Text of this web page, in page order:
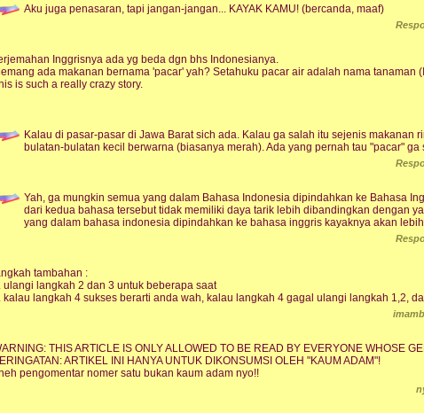
Aku juga penasaran, tapi jangan-jangan... KAYAK KAMU! (bercanda, maaf)
Inggrisnya ada yg beda dgn bhs Indonesianya.
ada makanan bernama 'pacar' yah? Setahuku pacar air adalah nama tanaman
is such a really crazy story.
Kalau di pasar-pasar di Jawa Barat sich ada. Kalau ga salah itu sejenis makanan
bulatan-bulatan kecil berwarna (biasanya merah). Ada yang pernah tau "pacar" ga
Yah, ga mungkin semua yang dalam Bahasa Indonesia dipindahkan ke Bahasa
dari kedua bahasa tersebut tidak memiliki daya tarik lebih dibandingkan dengan
yang dalam bahasa indonesia dipindahkan ke bahasa inggris kayaknya akan
tambahan :
ulangi langkah 2 dan 3 untuk beberapa saat
kalau langkah 4 sukses berarti anda wah, kalau langkah 4 gagal ulangi langkah 1,2,
THIS ARTICLE IS ONLY ALLOWED TO BE READ BY EVERYONE WHOSE
ARTIKEL INI HANYA UNTUK DIKONSUMSI OLEH "KAUM ADAM"!
pengomentar nomer satu bukan kaum adam nyo!!